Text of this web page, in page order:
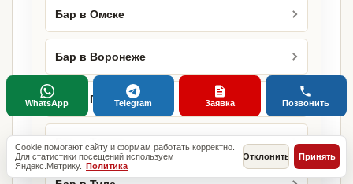
Бар в Омске
Бар в Воронеже
Бар в Перми
Бар в Тюмени
Cookie помогают сайту и формам работать корректно.
Для статистики посещений используем
Яндекс.Метрику. Политика
Отклонить Принять
WhatsApp Telegram Заявка Позвонить